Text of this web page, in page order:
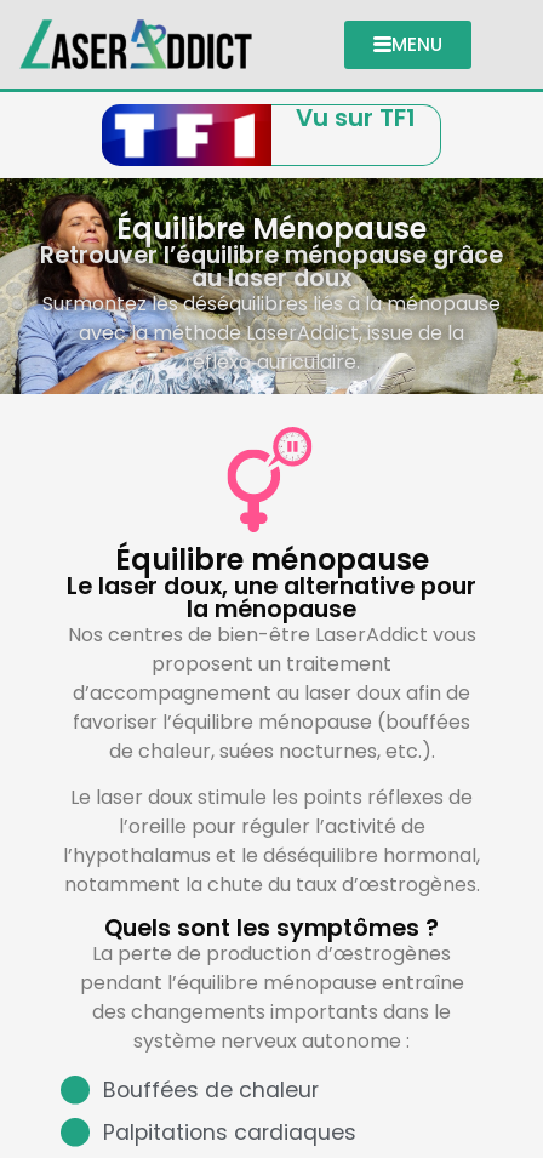
MENU
Vu sur TF1
Équilibre Ménopause
Retrouver l’équilibre ménopause grâce
au laser doux
Surmontez les déséquilibres liés à la ménopause
avec la méthode LaserAddict, issue de la
réflexo‑auriculaire.
Équilibre ménopause
Le laser doux, une alternative pour
la ménopause
Nos centres de bien-être LaserAddict vous
proposent un traitement
d’accompagnement au laser doux afin de
favoriser l’équilibre ménopause (bouffées
de chaleur, suées nocturnes, etc.).
Le laser doux stimule les points réflexes de
l’oreille pour réguler l’activité de
l’hypothalamus et le déséquilibre hormonal,
notamment la chute du taux d’œstrogènes.
Quels sont les symptômes ?
La perte de production d’œstrogènes
pendant l’équilibre ménopause entraîne
des changements importants dans le
système nerveux autonome :
Bouffées de chaleur
Palpitations cardiaques